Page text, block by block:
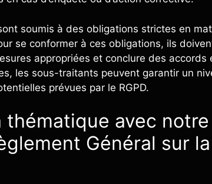
soumis à des obligations strictes en
se conformer à ces obligations, ils
appropriées et conclure des accords
les sous-traitants peuvent garantir un
prévues par le RGPD.
avec
Général sur